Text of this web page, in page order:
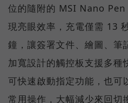
位的隨附的 MSI Nano Pen
現亮眼效率，充電僅需 13
鐘，讓簽署文件、繪圖、筆
加寬設計的觸控板支援多種
可快速啟動指定功能，也可
常用操作，大幅減少來回切